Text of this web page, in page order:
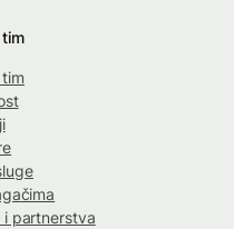
i partnerstva